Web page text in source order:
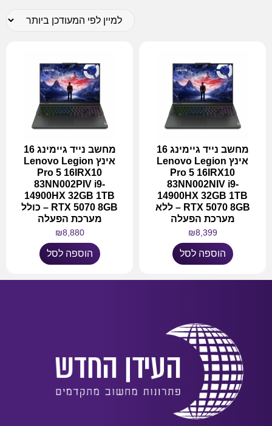
מחשב נייד גיימינג 16
אינץ Lenovo Legion
Pro 5 16IRX10
83NN002NIV i9-
14900HX 32GB 1TB
RTX 5070 8GB – ללא
מערכת הפעלה
₪8,399
הוספה לסל
מחשב נייד גיימינג 16
אינץ Lenovo Legion
Pro 5 16IRX10
83NN002PIV i9-
14900HX 32GB 1TB
RTX 5070 8GB – כולל
מערכת הפעלה
₪8,880
הוספה לסל